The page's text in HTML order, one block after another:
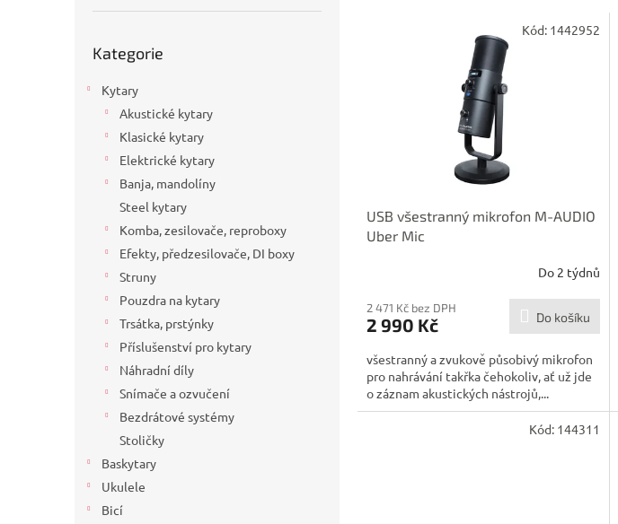
kategorie
Kategorie
Kytary
Akustické kytary
Klasické kytary
Elektrické kytary
Banja, mandolíny
Steel kytary
Komba, zesilovače, reproboxy
Efekty, předzesilovače, DI boxy
Struny
Pouzdra na kytary
Trsátka, prstýnky
Příslušenství pro kytary
Náhradní díly
Snímače a ozvučení
Bezdrátové systémy
Stoličky
Baskytary
Ukulele
Bicí
USB všestranný mikrofon M-AUDIO
Uber Mic
Do 2 týdnů
2 471 Kč bez DPH
2 990 Kč Do košíku
všestranný a zvukově působivý mikrofon
pro nahrávání takřka čehokoliv, ať už jde
o záznam akustických nástrojů,...
Kód: 1442952
Kód: 144311